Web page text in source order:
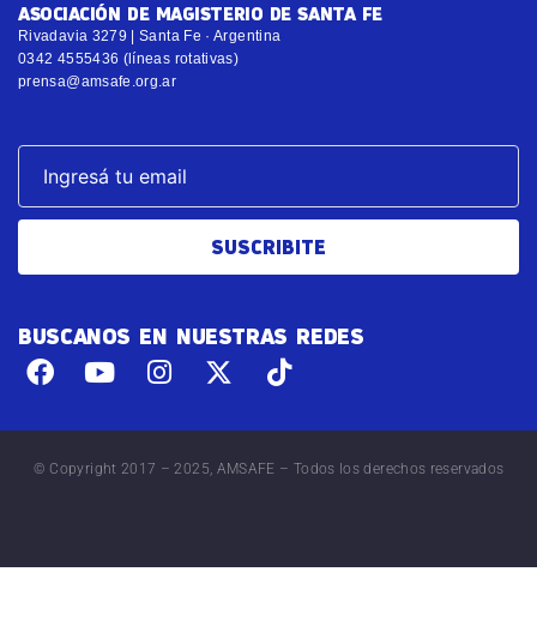
ASOCIACIÓN DE MAGISTERIO DE SANTA FE
Rivadavia 3279 | Santa Fe · Argentina
0342 4555436 (líneas rotativas)
prensa@amsafe.org.ar
SUSCRIBITE
BUSCANOS EN NUESTRAS REDES
© Copyright 2017 – 2025, AMSAFE – Todos los derechos reservados